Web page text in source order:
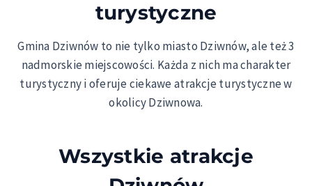
turystyczne
Gmina Dziwnów to nie tylko miasto Dziwnów, ale też 3
nadmorskie miejscowości. Każda z nich ma charakter
turystyczny i oferuje ciekawe atrakcje turystyczne w
okolicy Dziwnowa.
Wszystkie atrakcje